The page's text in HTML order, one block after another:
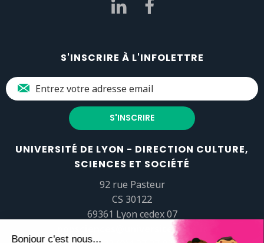
S'INSCRIRE À L'INFOLETTRE
UNIVERSITÉ DE LYON - DIRECTION CULTURE,
SCIENCES ET SOCIÉTÉ
92 rue Pasteur
CS 30122
69361 Lyon cedex 07
popsciences@universite-lyon.fr